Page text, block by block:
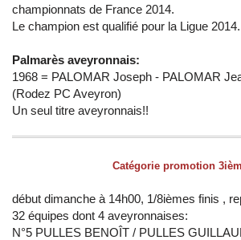
championnats de France 2014.
Le champion est qualifié pour la Ligue 2014.
Palmarès aveyronnais:
1968 = PALOMAR Joseph - PALOMAR
(Rodez PC Aveyron)
Un seul titre aveyronnais!!
Catégorie promotion
début dimanche à 14h00, 1/8ièmes finis ,
32 équipes dont 4 aveyronnaises:
N°5 PULLES BENOÎT / PULLES